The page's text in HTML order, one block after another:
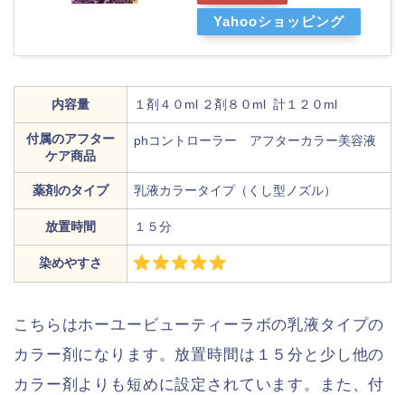
Yahooショッピング
内容量 １剤４０ml ２剤８０ml 計１２０ml
付属のアフター
ケア商品
phコントローラー アフターカラー美容液
薬剤のタイプ 乳液カラータイプ（くし型ノズル）
放置時間 １５分
染めやすさ
こちらはホーユービューティーラボの乳液タイプの
カラー剤になります。放置時間は１５分と少し他の
カラー剤よりも短めに設定されています。また、付